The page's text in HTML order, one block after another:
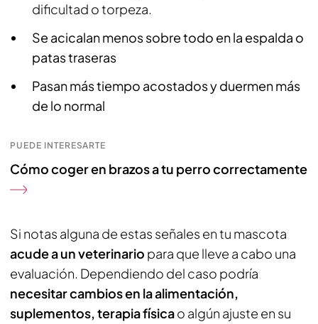
dificultad o torpeza.
Se acicalan menos sobre todo en la espalda o
patas traseras
Pasan más tiempo acostados y duermen más
de lo normal
PUEDE INTERESARTE
Cómo coger en brazos a tu perro correctamente
Si notas alguna de estas señales en tu mascota
acude a un veterinario para que lleve a cabo una
evaluación. Dependiendo del caso podría
necesitar cambios en la alimentación,
suplementos, terapia físicao algún ajuste en su